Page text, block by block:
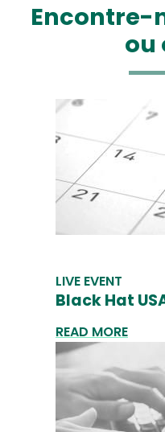
Encontre-
ou
LIVE EVENT
Black Hat
READ MORE